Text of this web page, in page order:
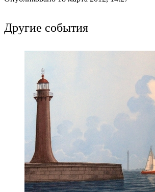
Другие события